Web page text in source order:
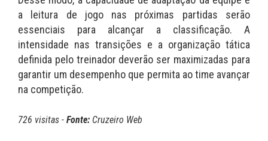
a leitura de jogo nas próximas partidas serão
essenciais para alcançar a classificação. A
intensidade nas transições e a organização tática
definida pelo treinador deverão ser maximizadas para
garantir um desempenho que permita ao time avançar
na competição.
726 visitas - Fonte: Cruzeiro Web